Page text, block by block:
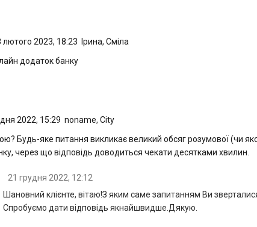
лютого 2023, 18:23
Ірина, Сміла
додаток банку
2022, 15:29 noname, City
Будь-яке питання викликає великий обсяг розумової (чи
через що відповідь доводиться чекати десятками хвилин.
21 грудня 2022, 12:12
Шановний клієнте, вітаю!З яким саме запитанням Ви
Спробуємо дати відповідь якнайшвидше.Дякую.